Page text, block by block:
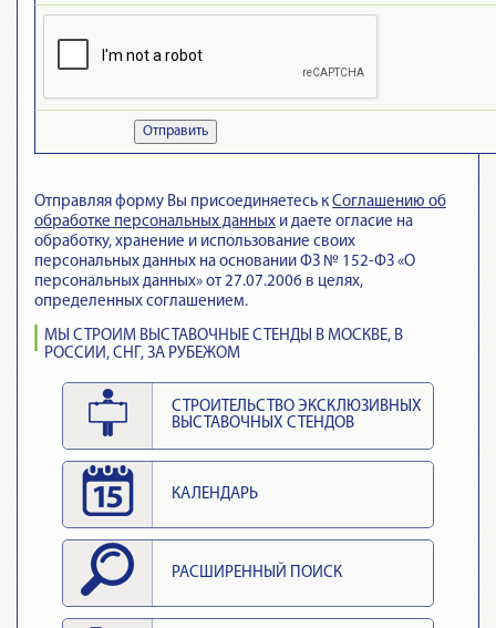
Отправить
Отправляя форму Вы присоединяетесь к Cоглашению об
обработке персональных данных и даете огласие на
обработку, хранение и использование своих
персональных данных на основании ФЗ № 152-ФЗ «О
персональных данных» от 27.07.2006 в целях,
определенных соглашением.
МЫ СТРОИМ ВЫСТАВОЧНЫЕ СТЕНДЫ В МОСКВЕ, В
РОССИИ, СНГ, ЗА РУБЕЖОМ
СТРОИТЕЛЬСТВО ЭКСКЛЮЗИВНЫХ
ВЫСТАВОЧНЫХ СТЕНДОВ
КАЛЕНДАРЬ
РАСШИРЕННЫЙ ПОИСК